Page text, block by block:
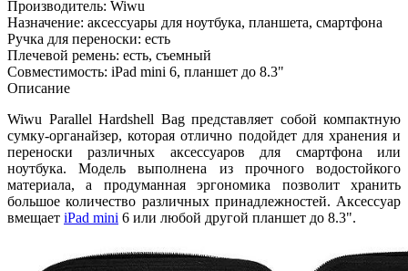
Производитель: Wiwu
Назначение: аксессуары для ноутбука, планшета, смартфона
Ручка для переноски: есть
Плечевой ремень: есть, съемный
Совместимость: iPad mini 6, планшет до 8.3"
Описание
Wiwu Parallel Hardshell Bag представляет собой компактную
сумку-органайзер, которая отлично подойдет для хранения и
переноски различных аксессуаров для смартфона или
ноутбука. Модель выполнена из прочного водостойкого
материала, а продуманная эргономика позволит хранить
большое количество различных принадлежностей. Аксессуар
вмещает iPad mini 6 или любой другой планшет до 8.3".